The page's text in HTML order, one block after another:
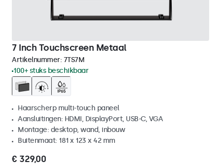
7 Inch Touchscreen Metaal
Artikelnummer: 7TS7M
100+ stuks beschikbaar
Haarscherp multi-touch paneel
Aansluitingen: HDMI, DisplayPort, USB-C, VGA
Montage: desktop, wand, inbouw
Buitenmaat: 181 x 123 x 42 mm
€ 329,00